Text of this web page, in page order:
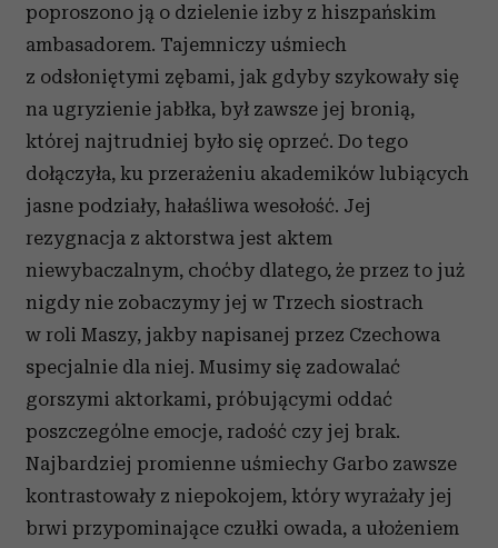
poproszono ją o dzielenie izby z hiszpańskim
ambasadorem. Tajemniczy uśmiech
z odsłoniętymi zębami, jak gdyby szykowały się
na ugryzienie jabłka, był zawsze jej bronią,
której najtrudniej było się oprzeć. Do tego
dołączyła, ku przerażeniu akademików lubiących
jasne podziały, hałaśliwa wesołość. Jej
rezygnacja z aktorstwa jest aktem
niewybaczalnym, choćby dlatego, że przez to już
nigdy nie zobaczymy jej w Trzech siostrach
w roli Maszy, jakby napisanej przez Czechowa
specjalnie dla niej. Musimy się zadowalać
gorszymi aktorkami, próbującymi oddać
poszczególne emocje, radość czy jej brak.
Najbardziej promienne uśmiechy Garbo zawsze
kontrastowały z niepokojem, który wyrażały jej
brwi przypominające czułki owada, a ułożeniem